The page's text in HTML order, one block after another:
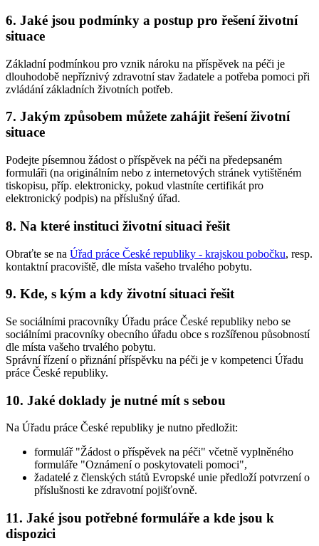
6. Jaké jsou podmínky a postup pro řešení životní
situace
Základní podmínkou pro vznik nároku na příspěvek na péči je
dlouhodobě nepříznivý zdravotní stav žadatele a potřeba pomoci při
zvládání základních životních potřeb.
7. Jakým způsobem můžete zahájit řešení životní
situace
Podejte písemnou žádost o příspěvek na péči na předepsaném
formuláři (na originálním nebo z internetových stránek vytištěném
tiskopisu, příp. elektronicky, pokud vlastníte certifikát pro
elektronický podpis) na příslušný úřad.
8. Na které instituci životní situaci řešit
Obraťte se na Úřad práce České republiky - krajskou pobočku, resp.
kontaktní pracoviště, dle místa vašeho trvalého pobytu.
9. Kde, s kým a kdy životní situaci řešit
Se sociálními pracovníky Úřadu práce České republiky nebo se
sociálními pracovníky obecního úřadu obce s rozšířenou působností
dle místa vašeho trvalého pobytu.
Správní řízení o přiznání příspěvku na péči je v kompetenci Úřadu
práce České republiky.
10. Jaké doklady je nutné mít s sebou
Na Úřadu práce České republiky je nutno předložit:
formulář "Žádost o příspěvek na péči" včetně vyplněného
formuláře "Oznámení o poskytovateli pomoci",
žadatelé z členských států Evropské unie předloží potvrzení o
příslušnosti ke zdravotní pojišťovně.
11. Jaké jsou potřebné formuláře a kde jsou k
dispozici